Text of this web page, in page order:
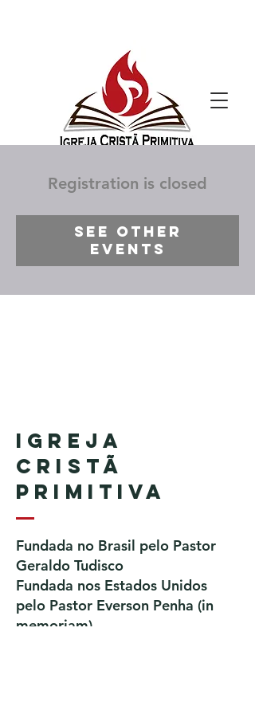
Registration is closed
See other
events
Igreja
Cristã
Primitiva
Fundada no Brasil pelo Pastor
Geraldo Tudisco
Fundada nos Estados Unidos
pelo Pastor Everson Penha​ (in
memoriam)